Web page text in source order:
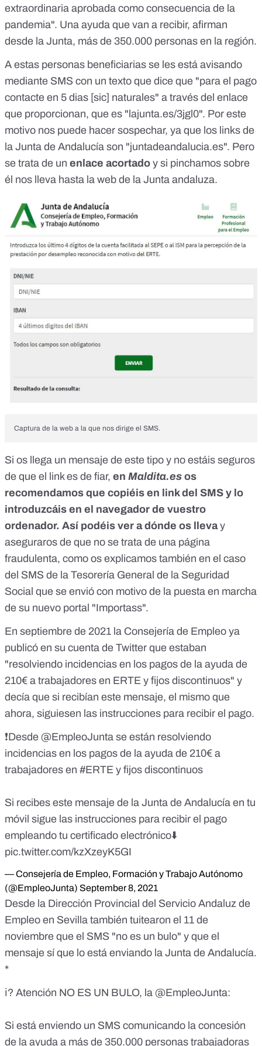
extraordinaria aprobada como consecuencia de la
pandemia". Una ayuda que van a recibir, afirman
desde la Junta, más de 350.000 personas en la región.
A estas personas beneficiarias se les está avisando
mediante SMS con un texto que dice que "para el pago
contacte en 5 dias [sic] naturales" a través del enlace
que proporcionan, que es " lajunta.es/3jgl0". Por este
motivo nos puede hacer sospechar, ya que los links de
la Junta de Andalucía son "juntadeandalucia.es". Pero
se trata de un enlace acortado y si pinchamos sobre
él nos lleva hasta la web de la Junta andaluza.
Captura de la web a la que nos dirige el SMS.
Si os llega un mensaje de este tipo y no estáis seguros
de que el link es de fiar, en Maldita.es os
recomendamos que copiéis en link del SMS y lo
introduzcáis en el navegador de vuestro
ordenador. Así podéis ver a dónde os llevay
aseguraros de que no se trata de una página
fraudulenta, como os explicamos también en el caso
del SMS de la Tesorería General de la Seguridad
Social que se envió con motivo de la puesta en marcha
de su nuevo portal "Importass".
En septiembre de 2021 la Consejería de Empleo ya
publicó en su cuenta de Twitter que estaban
"resolviendo incidencias en los pagos de la ayuda de
210€ a trabajadores en ERTE y fijos discontinuos" y
decía que si recibían este mensaje, el mismo que
ahora, siguiesen las instrucciones para recibir el pago.
❗️Desde @EmpleoJunta se están resolviendo
incidencias en los pagos de la ayuda de 210€ a
trabajadores en #ERTE y fijos discontinuos
Si recibes este mensaje de la Junta de Andalucía en tu
móvil sigue las instrucciones para recibir el pago
empleando tu certificado electrónico⬇️
pic.twitter.com/kzXzeyK5GI
— Consejería de Empleo, Formación y Trabajo Autónomo
(@EmpleoJunta) September 8, 2021
Desde la Dirección Provincial del Servicio Andaluz de
Empleo en Sevilla también tuitearon el 11 de
noviembre que el SMS "no es un bulo" y que el
mensaje sí que lo está enviando la Junta de Andalucía.
*
ℹ️? Atención NO ES UN BULO, la @EmpleoJunta:
Si está enviendo un SMS comunicando la concesión
de la ayuda a más de 350.000 personas trabajadoras